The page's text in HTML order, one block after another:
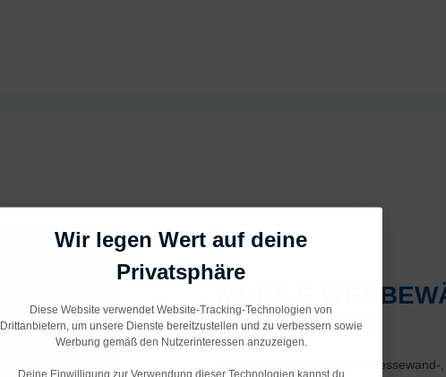
MOBILE
UND EVENTS
Es gibt viele verschiedene
Wir legen Wert auf deine
Privatsphäre
Diese Website verwendet Website-Tracking-Technologien von
Drittanbietern, um unsere Dienste bereitzustellen und zu verbessern sowie
Werbung gemäß den Nutzerinteressen anzuzeigen.
Deine Einwilligung zur Verwendung dieser Technologien kannst du